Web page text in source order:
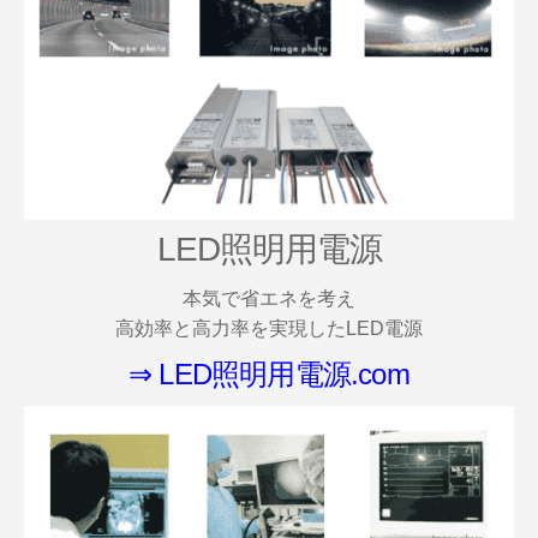
LED照明用電源
本気で省エネを考え
高効率と高力率を実現したLED電源
⇒ LED照明用電源.com